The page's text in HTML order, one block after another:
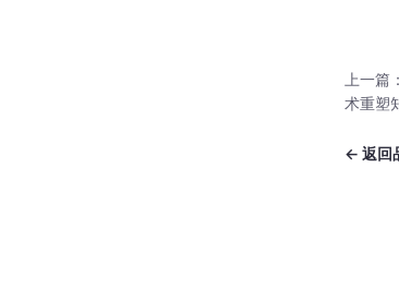
上一篇：
术重塑
← 返回